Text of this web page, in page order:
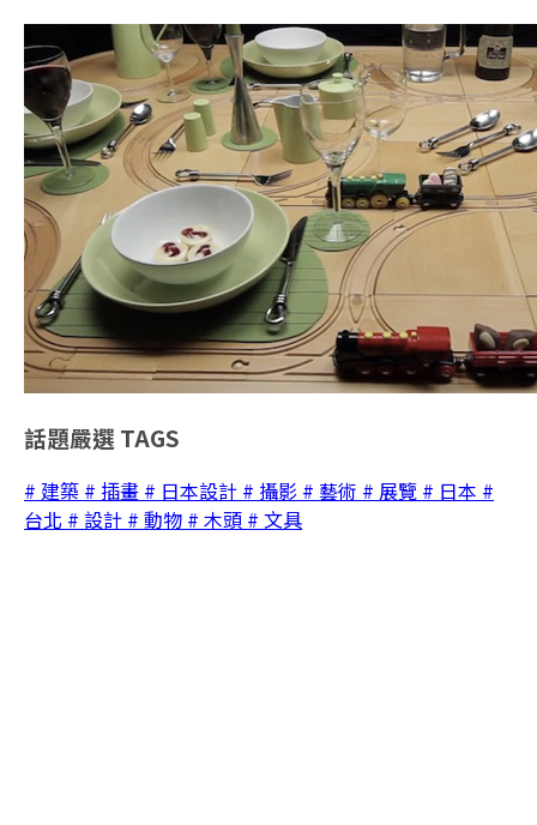
話題嚴選 TAGS
# 建築 # 插畫 # 日本設計 # 攝影 # 藝術 # 展覽 # 日本 #
台北 # 設計 # 動物 # 木頭 # 文具